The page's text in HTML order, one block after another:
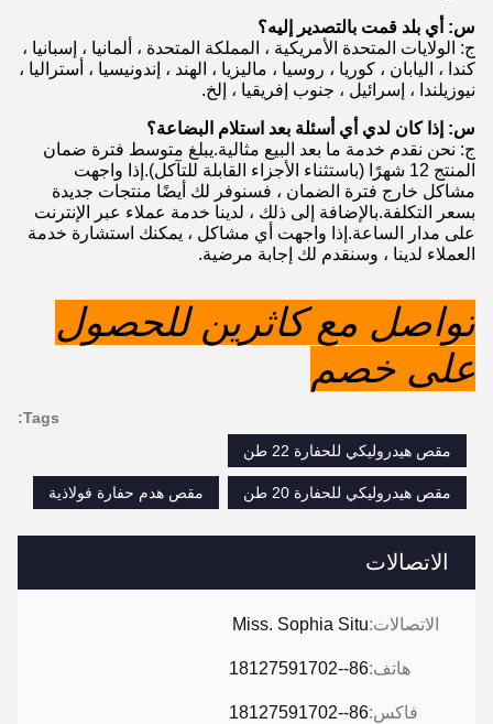
الاتصالات
الاتصالات:Miss. Sophia Situ
هاتف:86--18127591702
فاكس:86--18127591702
س: أي بلد قمت بالتصدير إليه؟
ج: الولايات المتحدة الأمريكية ، المملكة المتحدة ، ألمانيا ، إسبانيا ،
كندا ، اليابان ، كوريا ، روسيا ، ماليزيا ، الهند ، إندونيسيا ، أستراليا ،
نيوزيلندا ، إسرائيل ، جنوب إفريقيا ، إلخ.
س: إذا كان لدي أي أسئلة بعد استلام البضاعة؟
ج: نحن نقدم خدمة ما بعد البيع مثالية.يبلغ متوسط ​​فترة ضمان
المنتج 12 شهرًا (باستثناء الأجزاء القابلة للتآكل).إذا واجهت
مشاكل خارج فترة الضمان ، فسنوفر لك أيضًا منتجات جديدة
بسعر التكلفة.بالإضافة إلى ذلك ، لدينا خدمة عملاء عبر الإنترنت
على مدار الساعة.إذا واجهت أي مشاكل ، يمكنك استشارة خدمة
العملاء لدينا ، وسنقدم لك إجابة مرضية.
تواصل مع كاثرين للحصول
على خصم
Tags:
مقص هيدروليكي للحفارة 22 طن
مقص هيدروليكي للحفارة 20 طن مقص هدم حفارة فولاذية